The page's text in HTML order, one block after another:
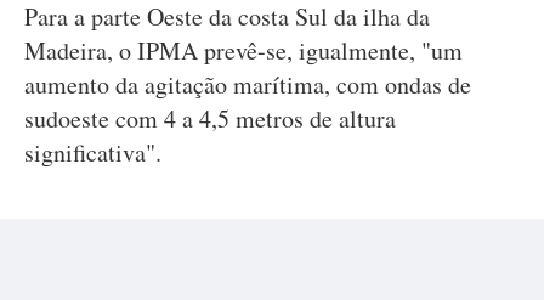
Para a parte Oeste da costa Sul da ilha da
Madeira, o IPMA prevê-se, igualmente, "um
aumento da agitação marítima, com ondas de
sudoeste com 4 a 4,5 metros de altura
significativa".